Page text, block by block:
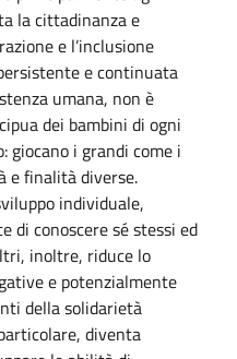
la cittadinanza e
e l’inclusione
e continuata
umana, non è
dei bambini di ogni
giocano i grandi come i
e finalità diverse.
individuale,
di conoscere sé stessi ed
inoltre, riduce lo
e potenzialmente
della solidarietà
diventa